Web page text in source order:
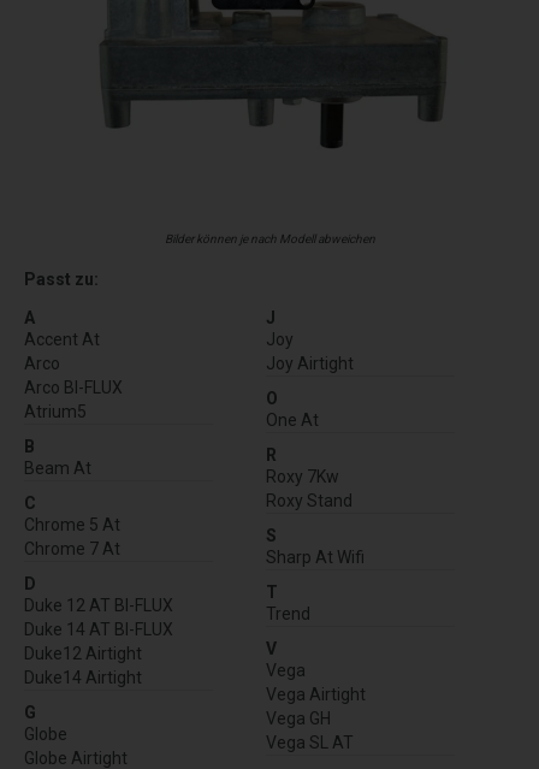
Bilder können je nach Modell abweichen
Passt zu:
A
Accent At
Arco
Arco BI-FLUX
Atrium5
B
Beam At
C
Chrome 5 At
Chrome 7 At
D
Duke 12 AT BI-FLUX
Duke 14 AT BI-FLUX
Duke12 Airtight
Duke14 Airtight
G
Globe
Globe Airtight
J
Joy
Joy Airtight
O
One At
R
Roxy 7Kw
Roxy Stand
S
Sharp At Wifi
T
Trend
V
Vega
Vega Airtight
Vega GH
Vega SL AT